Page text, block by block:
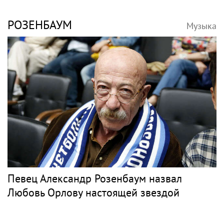
В России ликвидируют компанию Элджея
Барды
СЛЕПАКОВ Музыка